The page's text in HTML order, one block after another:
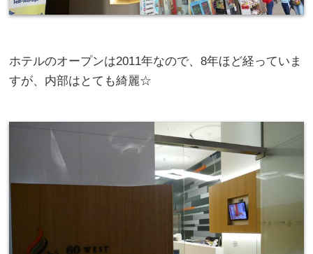
ホテルのオープンは2011年なので、8年ほど経っていま
すが、内部はとても綺麗☆